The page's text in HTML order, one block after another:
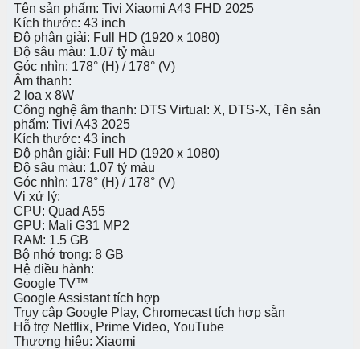
Tên sản phấm: Tivi Xiaomi A43 FHD 2025
Kích thước: 43 inch
Độ phân giải: Full HD (1920 x 1080)
Độ sâu màu: 1.07 tỷ màu
Góc nhìn: 178° (H) / 178° (V)
Âm thanh:
2 loa x 8W
Công nghệ âm thanh: DTS Virtual: X, DTS-X, Tên sản
phấm: Tivi A43 2025
Kích thước: 43 inch
Độ phân giải: Full HD (1920 x 1080)
Độ sâu màu: 1.07 tỷ màu
Góc nhìn: 178° (H) / 178° (V)
Vi xử lý:
CPU: Quad A55
GPU: Mali G31 MP2
RAM: 1.5 GB
Bộ nhớ trong: 8 GB
Hệ điều hành:
Google TV™
Google Assistant tích hợp
Truy cập Google Play, Chromecast tích hợp sẵn
Hỗ trợ Netflix, Prime Video, YouTube
Thương hiệu: Xiaomi